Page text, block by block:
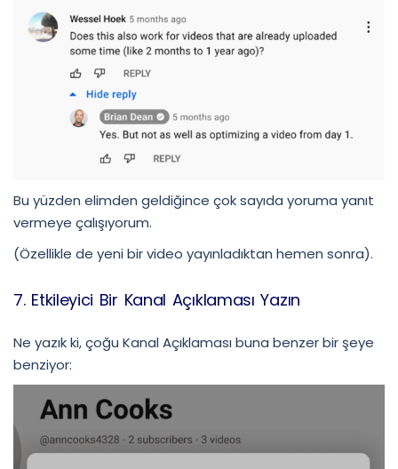
Bu yüzden elimden geldiğince çok sayıda yoruma yanıt
vermeye çalışıyorum.
(Özellikle de yeni bir video yayınladıktan hemen sonra).
7. Etkileyici Bir Kanal Açıklaması Yazın
Ne yazık ki, çoğu Kanal Açıklaması buna benzer bir şeye
benziyor: